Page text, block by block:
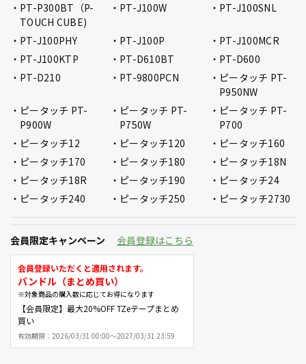
会員限定キャンペーン 会員登録はこちら
会員登録いただくと適用されます。
バンドル（まとめ買い）
※対象商品の購入数に応じてお得になります
【会員限定】最大20%OFF TZeテープまとめ
買い
有効期限： 2026/03/31 00:00～2027/03/31 23:59
PT-P300BT（P-
TOUCH CUBE)
PT-J100W PT-J100SNL
PT-J100PHY PT-J100P
PT-J100MCR
PT-J100KTP
PT-D610BT
PT-D600
PT-D210
PT-9800PCN
ピータッチ PT-
P950NW
ピータッチ PT-
P900W
ピータッチ PT-
P750W
ピータッチ PT-
P700
ピータッチ12
ピータッチ120
ピータッチ160
ピータッチ170
ピータッチ180
ピータッチ18N
ピータッチ18R
ピータッチ190
ピータッチ24
ピータッチ240
ピータッチ250 ピータッチ2730